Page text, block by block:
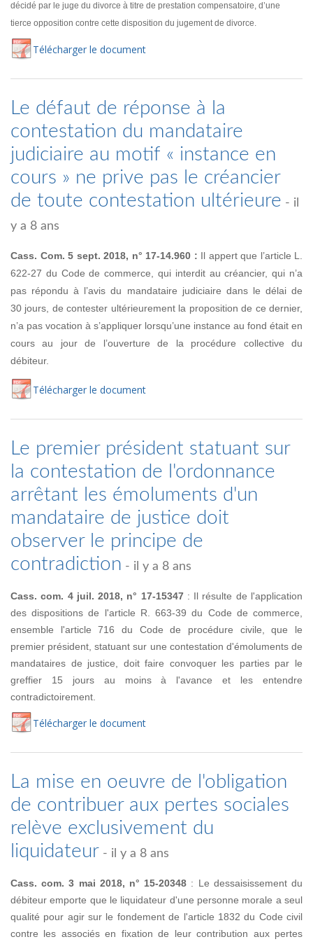
décidé par le juge du divorce à titre de prestation compensatoire, d’une
tierce opposition contre cette disposition du jugement de divorce.
Télécharger le document
Le défaut de réponse à la
contestation du mandataire
judiciaire au motif « instance en
cours » ne prive pas le créancier
de toute contestation ultérieure - il
y a 8 ans
Cass. Com. 5 sept. 2018, n° 17-14.960 : Il appert que l’article L.
622-27 du Code de commerce, qui interdit au créancier, qui n’a
pas répondu à l’avis du mandataire judiciaire dans le délai de
30 jours, de contester ultérieurement la proposition de ce dernier,
n’a pas vocation à s’appliquer lorsqu’une instance au fond était en
cours au jour de l’ouverture de la procédure collective du
débiteur.
Télécharger le document
Le premier président statuant sur
la contestation de l'ordonnance
arrêtant les émoluments d'un
mandataire de justice doit
observer le principe de
contradiction - il y a 8 ans
Cass. com. 4 juil. 2018, n° 17-15347: Il résulte de l'application
des dispositions de l'article R. 663-39 du Code de commerce,
ensemble l'article 716 du Code de procédure civile, que le
premier président, statuant sur une contestation d'émoluments de
mandataires de justice, doit faire convoquer les parties par le
greffier 15 jours au moins à l'avance et les entendre
contradictoirement.
Télécharger le document
La mise en oeuvre de l'obligation
de contribuer aux pertes sociales
relève exclusivement du
liquidateur - il y a 8 ans
Cass. com. 3 mai 2018, n° 15-20348 : Le dessaisissement du
débiteur emporte que le liquidateur d'une personne morale a seul
qualité pour agir sur le fondement de l'article 1832 du Code civil
contre les associés en fixation de leur contribution aux pertes